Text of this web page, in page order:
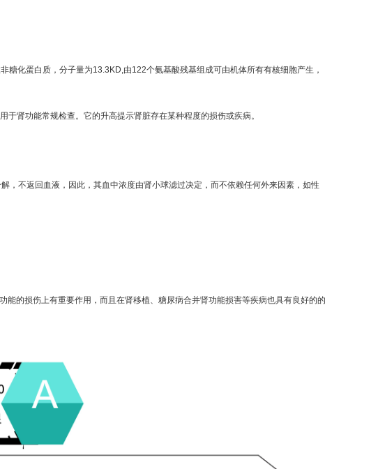
化蛋白质，分子量为13.3KD,由122个氨基酸残基组成可由机体所有有核细胞产生，
肾功能常规检查。它的升高提示肾脏存在某种程度的损伤或疾病。
，不返回血液，因此，其血中浓度由肾小球滤过决定，而不依赖任何外来因素，如性
的损伤上有重要作用，而且在肾移植、糖尿病合并肾功能损害等疾病也具有良好的的